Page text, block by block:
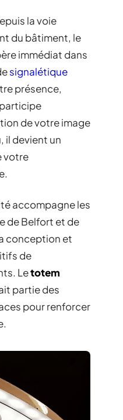
la voie
du bâtiment, le
immédiat dans
signalétique
présence,
de votre image
il devient un
votre
accompagne les
de Belfort et de
conception et
de
Letotem
partie des
pour renforcer